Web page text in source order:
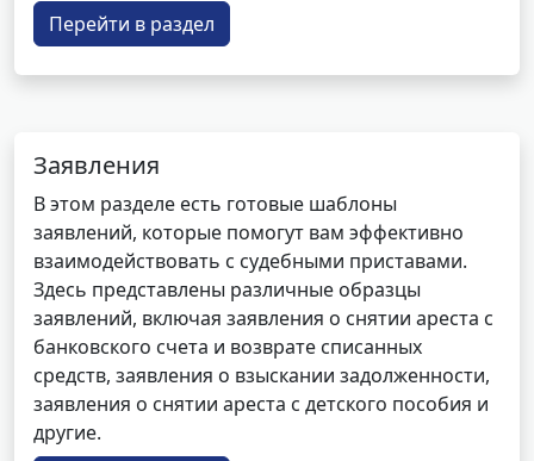
Перейти в раздел
Заявления
В этом разделе есть готовые шаблоны
заявлений, которые помогут вам эффективно
взаимодействовать с судебными приставами.
Здесь представлены различные образцы
заявлений, включая заявления о снятии ареста с
банковского счета и возврате списанных
средств, заявления о взыскании задолженности,
заявления о снятии ареста с детского пособия и
другие.